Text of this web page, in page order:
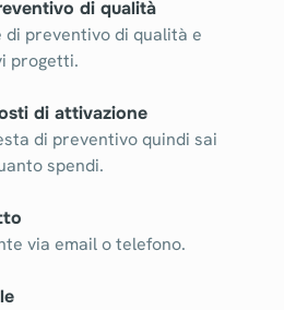
di qualità
di preventivo di qualità e
progetti.
di attivazione
di preventivo quindi sai
spendi.
via email o telefono.